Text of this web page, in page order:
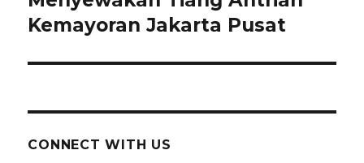
post:
Kemayoran Jakarta Pusat
CONNECT WITH US